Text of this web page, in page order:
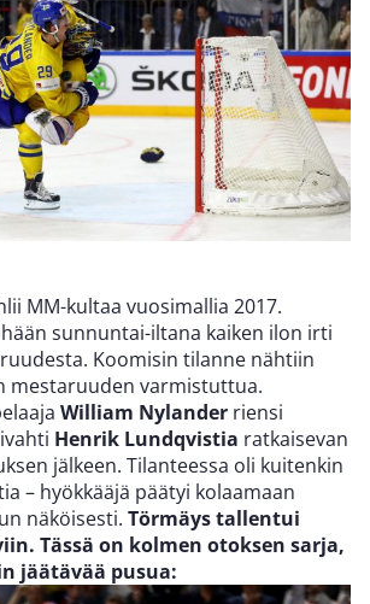
MM-kultaa vuosimallia 2017.
sunnuntai-iltana kaiken ilon irti
Koomisin tilanne nähtiin
mestaruuden varmistuttua.
William Nylander riensi
Henrik Lundqvistia ratkaisevan
jälkeen. Tilanteessa oli kuitenkin
– hyökkääjä päätyi kolaamaan
näköisesti. Törmäys tallentui
Tässä on kolmen otoksen sarja,
jäätävää pusua: